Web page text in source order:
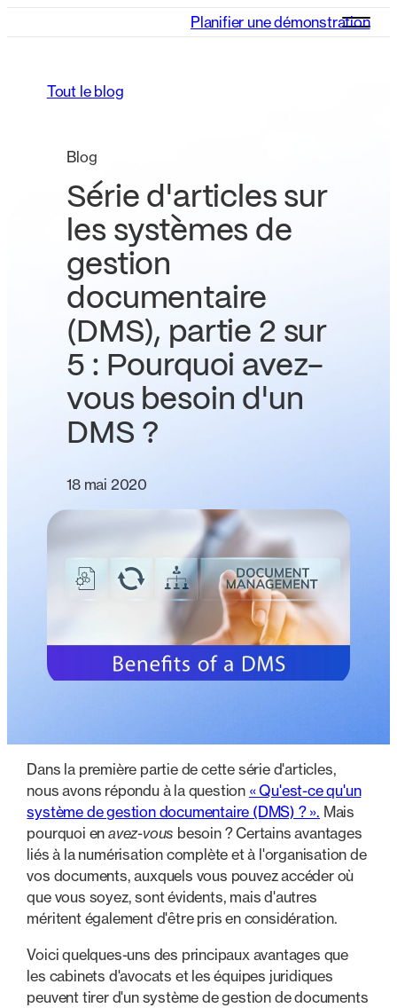
Planifier une démonstration
Tout le blog
Blog
Série d'articles sur
les systèmes de
gestion
documentaire
(DMS), partie 2 sur
5 : Pourquoi avez-
vous besoin d'un
DMS ?
18 mai 2020
Dans la première partie de cette série d'articles,
nous avons répondu à la question « Qu'est-ce qu'un
système de gestion documentaire (DMS) ? ». Mais
pourquoi en avez-vous besoin ? Certains avantages
liés à la numérisation complète et à l'organisation de
vos documents, auxquels vous pouvez accéder où
que vous soyez, sont évidents, mais d'autres
méritent également d'être pris en considération.
Voici quelques-uns des principaux avantages que
les cabinets d'avocats et les équipes juridiques
peuvent tirer d'un système de gestion de documents